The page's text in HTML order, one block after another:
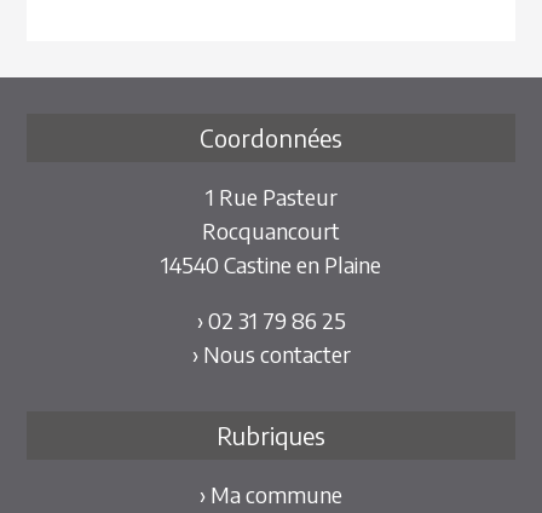
Coordonnées
1 Rue Pasteur
Rocquancourt
14540 Castine en Plaine
› 02 31 79 86 25
› Nous contacter
Rubriques
› Ma commune